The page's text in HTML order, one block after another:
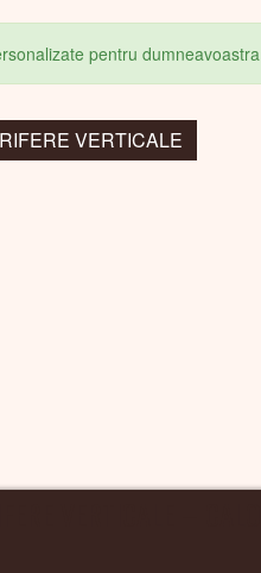
pentru dumneavoastra
VERTICALE